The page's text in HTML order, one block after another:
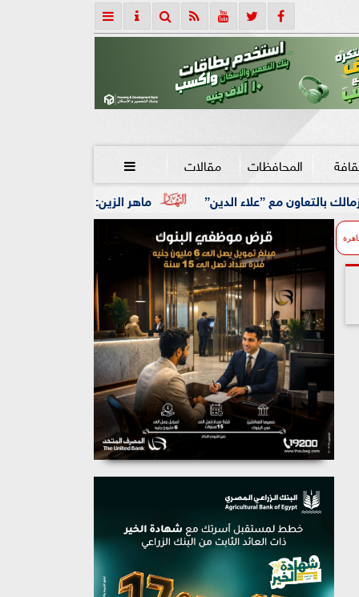
المحافظات مقالات 
ماهر الزين: 25 حافلة تُعيد 1250 سودانيًا ضمن الفوج الـ41.. والالتزام بوثائق السفر عزز انسيابية العودة الطوعية